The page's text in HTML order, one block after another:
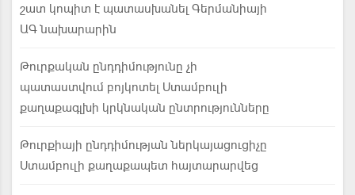
շատ կոպիտ է պատասխանել Գերմանիայի
ԱԳ նախարարին
Թուրքական ընդդիմությունը չի
պատաստվում բոյկոտել Ստամբուլի
քաղաքագլխի կրկնական ընտրությունները
Թուրքիայի ընդդիմության ներկայացուցիչը
Ստամբուլի քաղաքապետ հայտարարվեց